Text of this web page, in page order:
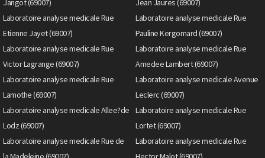
Jangot (69007)
Jean Jaures (69007)
Laboratoire analyse medicale Rue
Etienne Jayet (69007)
Laboratoire analyse medicale Rue
Pauline Kergomard (69007)
Laboratoire analyse medicale Rue
Victor Lagrange (69007)
Laboratoire analyse medicale Rue
Amedee Lambert (69007)
Laboratoire analyse medicale Rue
Lamothe (69007)
Laboratoire analyse medicale Avenue
Leclerc (69007)
Laboratoire analyse medicale Allee?de
Lodz (69007)
Laboratoire analyse medicale Rue
Lortet (69007)
Laboratoire analyse medicale Rue de
Laboratoire analyse medicale Rue